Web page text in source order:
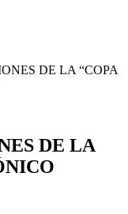
DE LA “COPA
DE LA